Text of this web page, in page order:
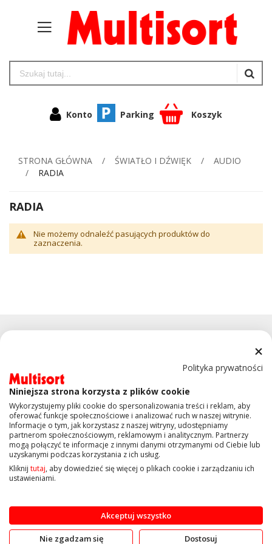
Konto Parking Koszyk
STRONA GŁÓWNA ŚWIATŁO I DŹWIĘK
AUDIO
RADIA
RADIA
Nie możemy odnaleźć pasujących produktów do
zaznaczenia.
KONTAKT
OBSŁUGA KLIENTA
INFORMACJE
Copyright © 2019 Multisort.pl. Wszelkie prawa zastrzeżone
Polityka prywatności
Niniejsza strona korzysta z plików cookie
Wykorzystujemy pliki cookie do spersonalizowania treści i reklam, aby
oferować funkcje społecznościowe i analizować ruch w naszej witrynie.
Informacje o tym, jak korzystasz z naszej witryny, udostępniamy
partnerom społecznościowym, reklamowym i analitycznym. Partnerzy
mogą połączyć te informacje z innymi danymi otrzymanymi od Ciebie lub
uzyskanymi podczas korzystania z ich usług.
Kliknij tutaj, aby dowiedzieć się więcej o plikach cookie i zarządzaniu ich
ustawieniami.
Akceptuj wszystko
Nie zgadzam się Dostosuj